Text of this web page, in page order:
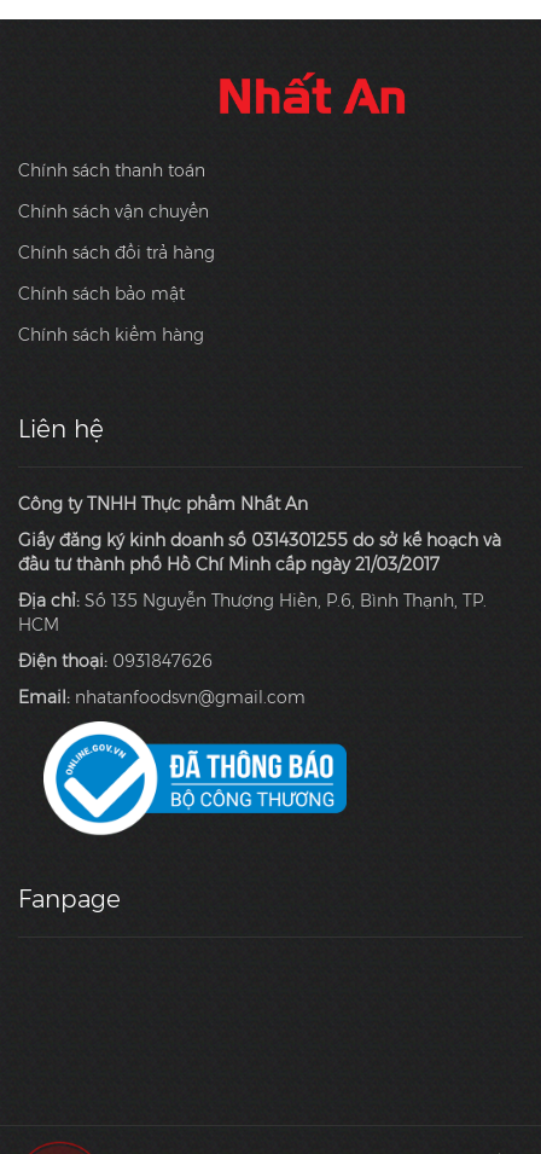
Chính sách thanh toán
Chính sách vận chuyển
Chính sách đổi trả hàng
Chính sách bảo mật
Chính sách kiểm hàng
Liên hệ
Công ty TNHH Thực phẩm Nhất An
Giấy đăng ký kinh doanh số 0314301255 do sở kế hoạch và
đầu tư thành phố Hồ Chí Minh cấp ngày 21/03/2017
Địa chỉ: Số 135 Nguyễn Thượng Hiền, P.6, Bình Thạnh, TP.
HCM
Điện thoại: 0931847626
Email: nhatanfoodsvn@gmail.com
Fanpage